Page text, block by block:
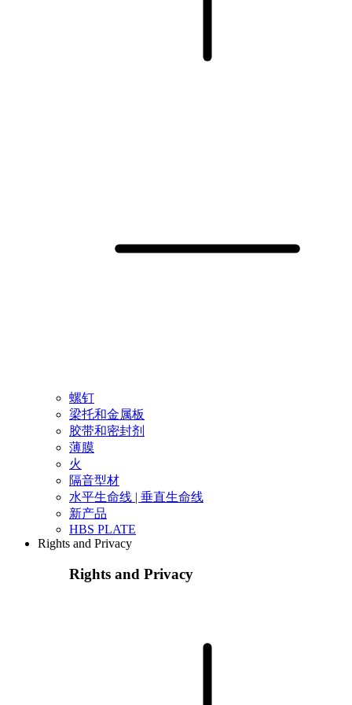
螺钉
梁托和金属板
胶带和密封剂
薄膜
火
隔音型材
水平生命线 | 垂直生命线
新产品
HBS PLATE
Rights and Privacy
Rights and Privacy